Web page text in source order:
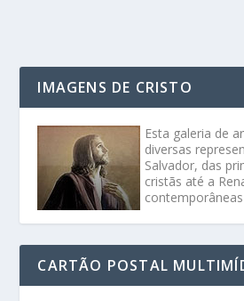
IMAGENS DE CRISTO
Esta galeria de
diversas
Salvador, das
cristãs até a
CARTÃO POSTAL